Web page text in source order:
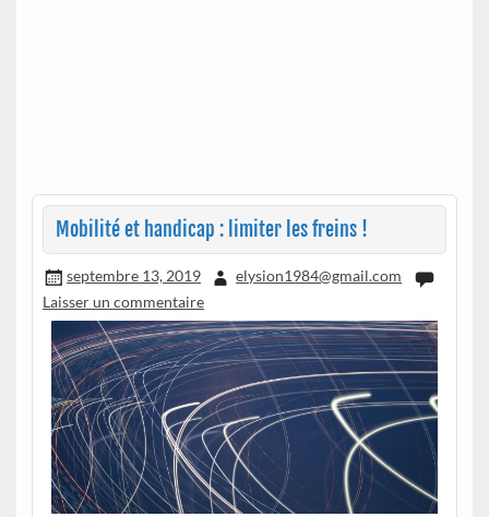
Mobilité et handicap : limiter les freins !
septembre 13, 2019
elysion1984@gmail.com
Laisser un commentaire